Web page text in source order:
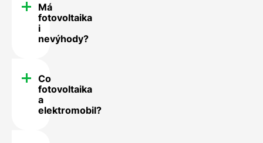
Má
fotovoltaika
i
nevýhody?
Co
fotovoltaika
a
elektromobil?